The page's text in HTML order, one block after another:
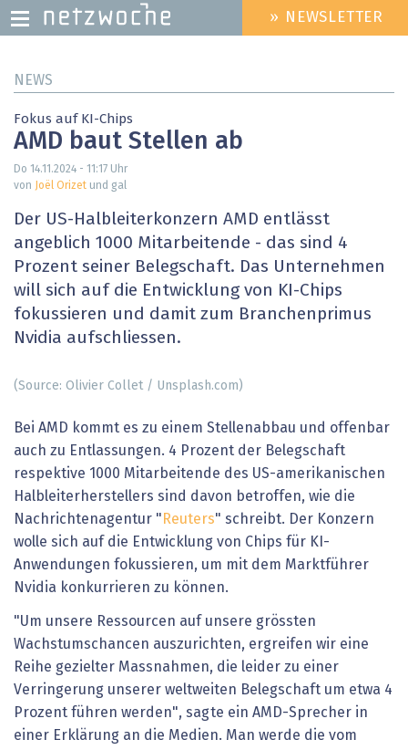
zum
HEADER
MENU
» NEWSLETTER
NEWS
Fokus auf KI-Chips
AMD baut Stellen ab
Do 14.11.2024 - 11:17 Uhr
von
Joël Orizet und gal
Der US-Halbleiterkonzern AMD entlässt
angeblich 1000 Mitarbeitende - das sind 4
Prozent seiner Belegschaft. Das Unternehmen
will sich auf die Entwicklung von KI-Chips
fokussieren und damit zum Branchenprimus
Nvidia aufschliessen.
(Source: Olivier Collet / Unsplash.com)
Bei AMD kommt es zu einem Stellenabbau und offenbar
auch zu Entlassungen. 4 Prozent der Belegschaft
respektive 1000 Mitarbeitende des US-amerikanischen
Halbleiterherstellers sind davon betroffen, wie die
Nachrichtenagentur " Reuters" schreibt. Der Konzern
wolle sich auf die Entwicklung von Chips für KI-
Anwendungen fokussieren, um mit dem Marktführer
Nvidia konkurrieren zu können.
"Um unsere Ressourcen auf unsere grössten
Wachstumschancen auszurichten, ergreifen wir eine
Reihe gezielter Massnahmen, die leider zu einer
Verringerung unserer weltweiten Belegschaft um etwa 4
Prozent führen werden", sagte ein AMD-Sprecher in
einer Erklärung an die Medien. Man werde die vom